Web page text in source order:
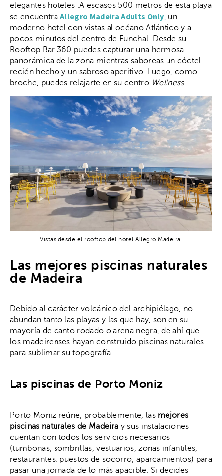
elegantes hoteles .A escasos 500 metros de esta playa
se encuentraAllegro Madeira Adults Only , un
moderno hotel con vistas al océano Atlántico y a
pocos minutos del centro de Funchal. Desde su
Rooftop Bar 360 puedes capturar una hermosa
panorámica de la zona mientras saboreas un cóctel
recién hecho y un sabroso aperitivo. Luego, como
broche, puedes relajarte en su centro Wellness.
Vistas desde el rooftop del hotel Allegro Madeira
Las mejores piscinas naturales
de Madeira
Debido al carácter volcánico del archipiélago, no
abundan tanto las playas y las que hay, son en su
mayoría de canto rodado o arena negra, de ahí que
los madeirenses hayan construido piscinas naturales
para sublimar su topografía.
Las piscinas de Porto Moniz
Porto Moniz reúne, probablemente, las mejores
piscinas naturales de Madeira y sus instalaciones
cuentan con todos los servicios necesarios
(tumbonas, sombrillas, vestuarios, zonas infantiles,
restaurantes, puestos de socorro, aparcamientos) para
pasar una jornada de lo más apacible. Si decides